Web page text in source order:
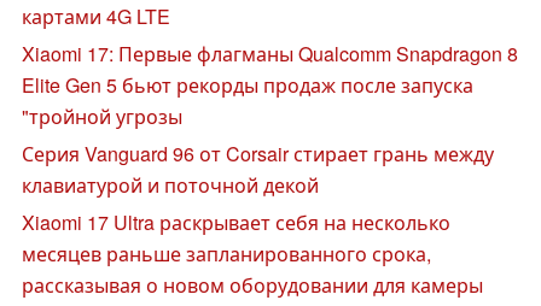
картами 4G LTE
Xiaomi 17: Первые флагманы Qualcomm Snapdragon 8
Elite Gen 5 бьют рекорды продаж после запуска
"тройной угрозы
Серия Vanguard 96 от Corsair стирает грань между
клавиатурой и поточной декой
Xiaomi 17 Ultra раскрывает себя на несколько
месяцев раньше запланированного срока,
рассказывая о новом оборудовании для камеры